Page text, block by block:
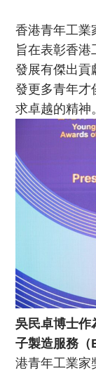
香港青年工業
旨在表彰香港
發展有傑出貢
發更多青年才
求卓越的精神。
吳民卓博士作
子製造服務（
港青年工業家